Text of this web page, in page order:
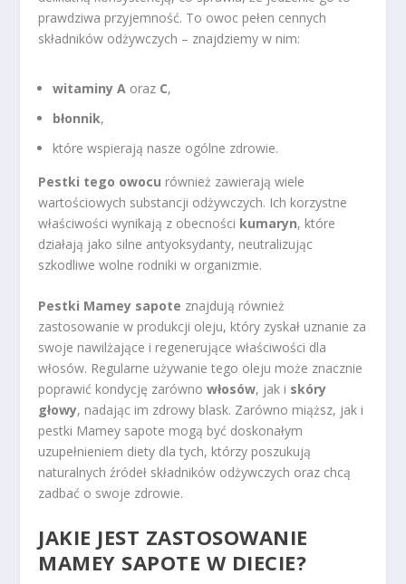
prawdziwa przyjemność. To owoc pełen cennych
składników odżywczych – znajdziemy w nim:
witaminy A oraz C,
błonnik,
które wspierają nasze ogólne zdrowie.
Pestki tego owocu również zawierają wiele
wartościowych substancji odżywczych. Ich korzystne
właściwości wynikają z obecności kumaryn, które
działają jako silne antyoksydanty, neutralizując
szkodliwe wolne rodniki w organizmie.
Pestki Mamey sapote znajdują również
zastosowanie w produkcji oleju, który zyskał uznanie za
swoje nawilżające i regenerujące właściwości dla
włosów. Regularne używanie tego oleju może znacznie
poprawić kondycję zarównowłosów, jak i skóry
głowy, nadając im zdrowy blask. Zarówno miąższ, jak i
pestki Mamey sapote mogą być doskonałym
uzupełnieniem diety dla tych, którzy poszukują
naturalnych źródeł składników odżywczych oraz chcą
zadbać o swoje zdrowie.
JAKIE JEST ZASTOSOWANIE
MAMEY SAPOTE W DIECIE?